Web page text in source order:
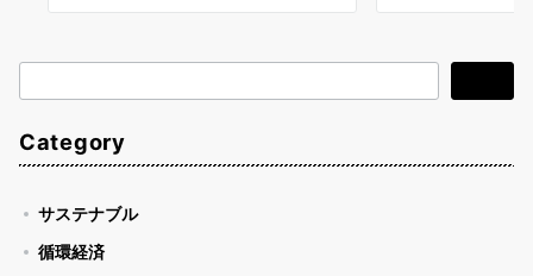
索
Category
サステナブル
循環経済